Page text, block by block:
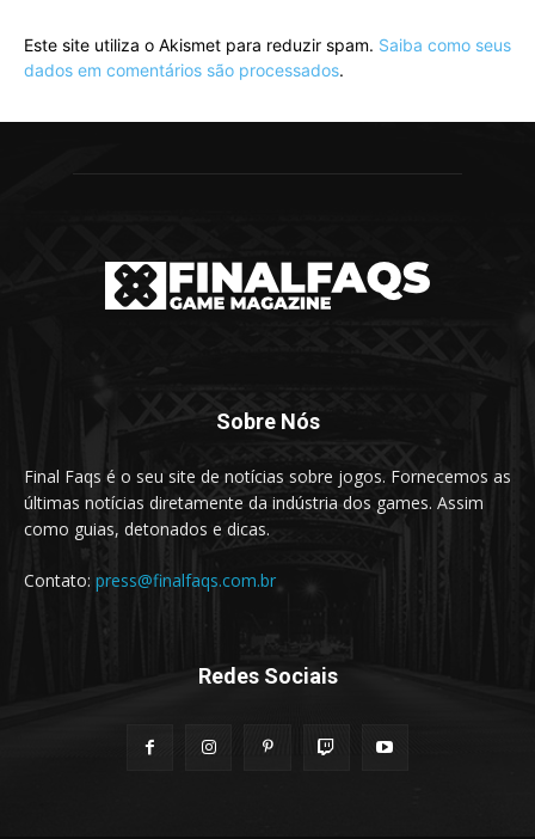
Este site utiliza o Akismet para reduzir spam. Saiba como seus
dados em comentários são processados.
Sobre Nós
Final Faqs é o seu site de notícias sobre jogos. Fornecemos as
últimas notícias diretamente da indústria dos games. Assim
como guias, detonados e dicas.
Contato: press@finalfaqs.com.br
Redes Sociais